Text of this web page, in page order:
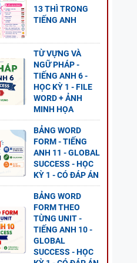
13 THÌ TRONG
TIẾNG ANH
TỪ VỰNG VÀ
NGỮ PHÁP -
TIẾNG ANH 6 -
HỌC KỲ 1 - FILE
WORD + ẢNH
MINH HỌA
BẢNG WORD
FORM - TIẾNG
ANH 11 - GLOBAL
SUCCESS - HỌC
KỲ 1 - CÓ ĐÁP ÁN
BẢNG WORD
FORM THEO
TỪNG UNIT -
TIẾNG ANH 10 -
GLOBAL
SUCCESS - HỌC